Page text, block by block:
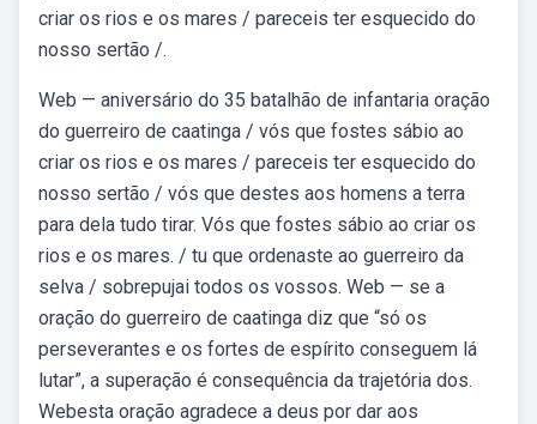
criar os rios e os mares / pareceis ter esquecido do
nosso sertão /.
Web — aniversário do 35 batalhão de infantaria oração
do guerreiro de caatinga / vós que fostes sábio ao
criar os rios e os mares / pareceis ter esquecido do
nosso sertão / vós que destes aos homens a terra
para dela tudo tirar. Vós que fostes sábio ao criar os
rios e os mares. / tu que ordenaste ao guerreiro da
selva / sobrepujai todos os vossos. Web — se a
oração do guerreiro de caatinga diz que “só os
perseverantes e os fortes de espírito conseguem lá
lutar”, a superação é consequência da trajetória dos.
Webesta oração agradece a deus por dar aos